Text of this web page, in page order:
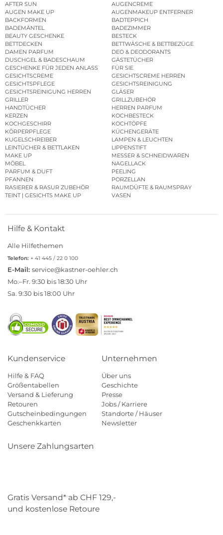
AFTER SUN
AUGENCREME
AUGEN MAKE UP
AUGENMAKEUP ENTFERNER
BACKFORMEN
BADTEPPICH
BADEMÄNTEL
BADEZIMMER
BEAUTY GESCHENKE
BESTECK
BETTDECKEN
BETTWÄSCHE & BETTBEZÜGE
DAMEN PARFUM
DEO & DEODORANTS
DUSCHGEL & BADESCHAUM
GÄSTETÜCHER
GESCHENKE FÜR JEDEN ANLASS
FÜR SIE
GESICHTSCREME
GESICHTSCREME HERREN
GESICHTSPFLEGE
GESICHTSREINIGUNG
GESICHTSREINIGUNG HERREN
GLÄSER
GRILLER
GRILLZUBEHÖR
HANDTÜCHER
HERREN PARFUM
KERZEN
KOCHBESTECK
KOCHGESCHIRR
KOCHTÖPFE
KÖRPERPFLEGE
KÜCHENGERÄTE
KUGELSCHREIBER
LAMPEN & LEUCHTEN
LEINTÜCHER & BETTLAKEN
LIPPENSTIFT
MAKE UP
MESSER & SCHNEIDWAREN
MÖBEL
NAGELLACK
PARFUM & DUFT
PEELING
PFANNEN
PORZELLAN
RASIERER & RASUR ZUBEHÖR
RAUMDÜFTE & RAUMSPRAY
TEINT | GESICHTS MAKE UP
VASEN
Hilfe & Kontakt
Alle Hilfethemen
Telefon: + 41 445 / 22 0 100
E-Mail: service@kastner-oehler.ch
Mo.–Fr. 9:30 bis 18:30 Uhr
Sa. 9:30 bis 18:00 Uhr
Kundenservice
Hilfe & FAQ
Größentabellen
Versand & Lieferung
Retouren
Gutscheinbedingungen
Geschenkkarten
Unternehmen
Über uns
Geschichte
Presse
Jobs / Karriere
Standorte / Häuser
Newsletter
Unsere Zahlungsarten
Gratis Versand* ab CHF 129,-
und kostenlose Retoure